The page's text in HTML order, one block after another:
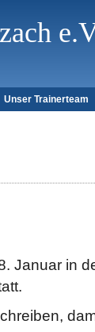
Unser Trainerteam
Januar in